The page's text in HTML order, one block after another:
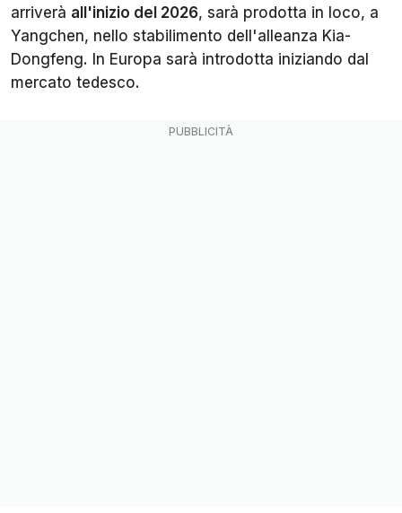
arriverà all'inizio del 2026, sarà prodotta in loco, a
Yangchen, nello stabilimento dell'alleanza Kia-
Dongfeng. In Europa sarà introdotta iniziando dal
mercato tedesco.